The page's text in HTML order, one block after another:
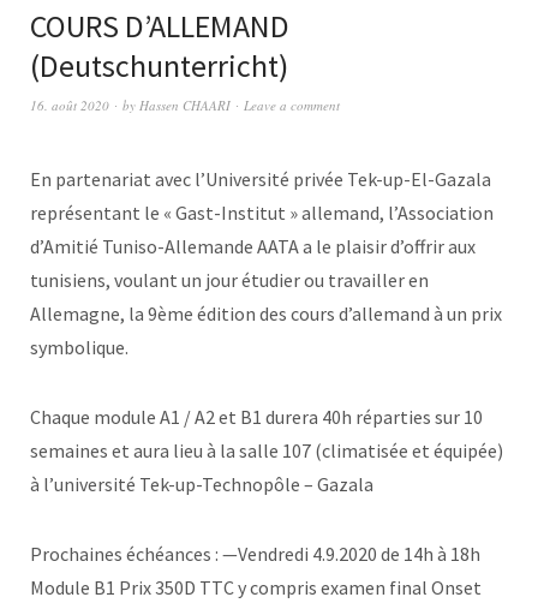
COURS D’ALLEMAND
(Deutschunterricht)
16. août 2020 by Hassen CHAARI Leave a comment
En partenariat avec l’Université privée Tek-up-El-Gazala
représentant le « Gast-Institut » allemand, l’Association
d’Amitié Tuniso-Allemande AATA a le plaisir d’offrir aux
tunisiens, voulant un jour étudier ou travailler en
Allemagne, la 9ème édition des cours d’allemand à un prix
symbolique.
Chaque module A1 / A2 et B1 durera 40h réparties sur 10
semaines et aura lieu à la salle 107 (climatisée et équipée)
à l’université Tek-up-Technopôle – Gazala
Prochaines échéances : —Vendredi 4.9.2020 de 14h à 18h
Module B1 Prix 350D TTC y compris examen final Onset